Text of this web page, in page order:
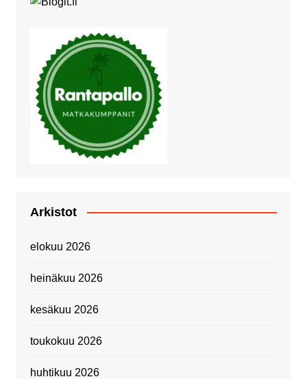
Arkistot
elokuu 2026
heinäkuu 2026
kesäkuu 2026
toukokuu 2026
huhtikuu 2026